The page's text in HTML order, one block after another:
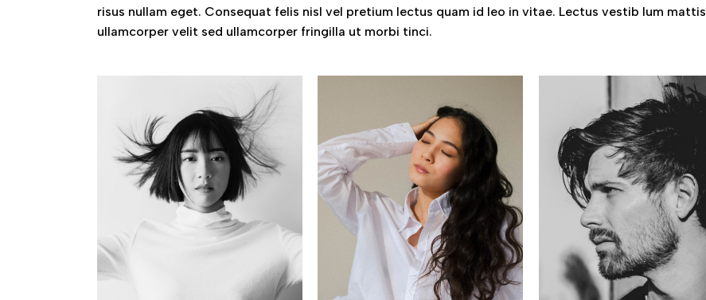
risus nullam eget. Consequat felis nisl vel pretium lectus quam id leo in vitae. Lectus vestib lum mattis
ullamcorper velit sed ullamcorper fringilla ut morbi tinci.